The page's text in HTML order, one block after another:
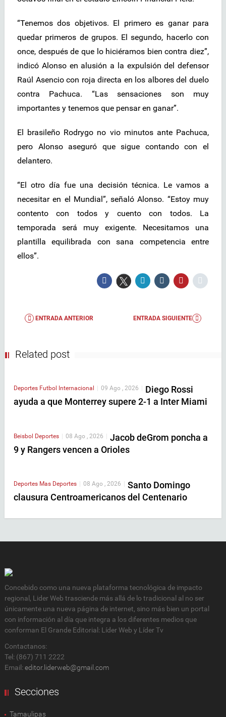
“Tenemos dos objetivos. El primero es ganar para
quedar primeros de grupos. El segundo, hacerlo con
once, después de que lo hiciéramos bien contra diez”,
indicó Alonso en alusión a la expulsión del defensor
Raúl Asencio con roja directa en los albores del duelo
contra Pachuca. “Las sensaciones son muy
importantes y tenemos que pensar en ganar”.
El brasileño Rodrygo no vio minutos ante Pachuca,
pero Alonso aseguró que sigue contando con el
delantero.
“El otro día fue una decisión técnica. Le vamos a
necesitar en el Mundial”, señaló Alonso. “Estoy muy
contento con todos y cuento con todos. La
temporada será muy exigente. Necesitamos una
plantilla equilibrada con sana competencia entre
ellos”.
ENTRADA ANTERIOR ENTRADA SIGUIENTE
Related post
Deportes Futbol Internacional 09 Ago , 2026
Diego Rossi
ayuda a que Monterrey supere 2-1 a Inter Miami
Beisbol Deportes | 08 Ago , 2026 | Jacob deGrom poncha a
9 y Rangers vencen a Orioles
Deportes Mas Deportes 08 Ago , 2026
Santo Domingo
clausura Centroamericanos del Centenario
Concebido como una nueva plataforma tecnológica de impacto
regional, Lider Web trasciende más allá de lo tradicional al no ser
únicamente una nueva página de internet, sino más bien un portal
con información al día que integra a los diferentes medios que
conforman El Grande Editorial: Líder Web y Líder Tv
Contactanos:
Tel: (867) 711 2222
Email: editor.liderweb@gmail.com
Secciones
Tamaulipas